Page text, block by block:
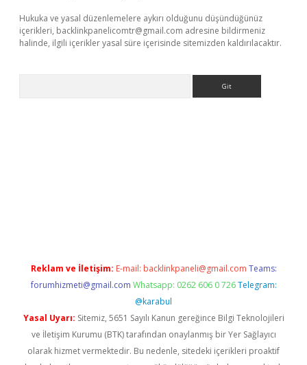
Hukuka ve yasal düzenlemelere aykırı olduğunu düşündüğünüz
içerikleri, backlinkpanelicomtr@gmail.com adresine bildirmeniz
halinde, ilgili içerikler yasal süre içerisinde sitemizden kaldırılacaktır.
Reklam ve İletişim: E-mail: backlinkpaneli@gmail.com Teams:
forumhizmeti@gmail.com Whatsapp: 0262 606 0 726 Telegram:
@karabul
Yasal Uyarı: Sitemiz, 5651 Sayılı Kanun gereğince Bilgi Teknolojileri
ve İletişim Kurumu (BTK) tarafından onaylanmış bir Yer Sağlayıcı
olarak hizmet vermektedir. Bu nedenle, sitedeki içerikleri proaktif